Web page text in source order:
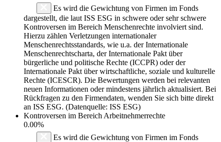
Es wird die Gewichtung von Firmen im Fonds
dargestellt, die laut ISS ESG in schwere oder sehr schwere
Kontroversen im Bereich Menschenrechte involviert sind.
Hierzu zählen Verletzungen internationaler
Menschenrechtsstandards, wie u.a. der Internationale
Menschenrechtscharta, der Internationale Pakt über
bürgerliche und politische Rechte (ICCPR) oder der
Internationale Pakt über wirtschaftliche, soziale und kulturelle
Rechte (ICESCR). Die Bewertungen werden bei relevanten
neuen Informationen oder mindestens jährlich aktualisiert. Bei
Rückfragen zu den Firmendaten, wenden Sie sich bitte direkt
an ISS ESG. (Datenquelle: ISS ESG)
Kontroversen im Bereich Arbeitnehmerrechte
0.00%
Es wird die Gewichtung von Firmen im Fonds